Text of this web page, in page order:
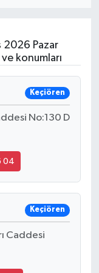
Pazar
konumları
Keçiören
No:130 D
04
Keçiören
Caddesi